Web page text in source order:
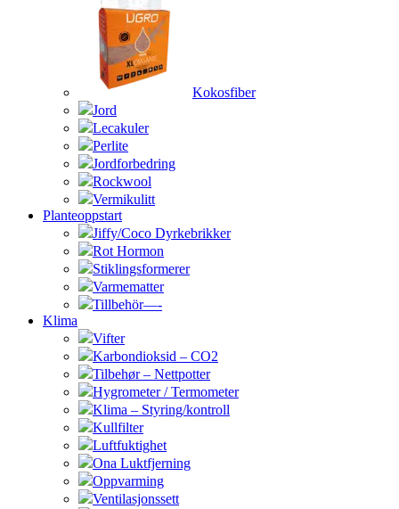
Kokosfiber
Jord
Lecakuler
Perlite
Jordforbedring
Rockwool
Vermikulitt
Planteoppstart
Jiffy/Coco Dyrkebrikker
Rot Hormon
Stiklingsformerer
Varmematter
Tillbehör—-
Klima
Vifter
Karbondioksid – CO2
Tilbehør – Nettpotter
Hygrometer / Termometer
Klima – Styring/kontroll
Kullfilter
Luftfuktighet
Ona Luktfjerning
Oppvarming
Ventilasjonssett